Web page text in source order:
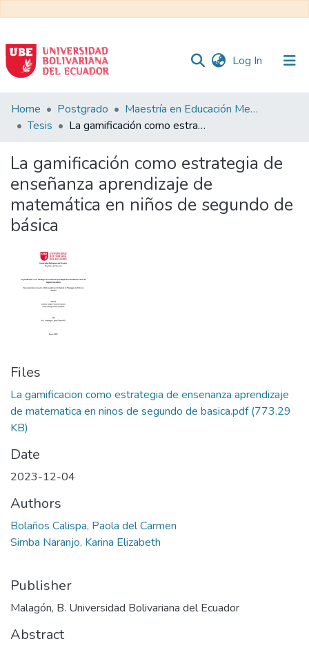
Log In (current)
Communities
&
All of DSpace
Statistics
Home Postgrado
Maestría en Educación Mención en Pedagogía en Entornos Digitales
Tesis
La gamificación como estrategia de enseñanza aprendizaje de matemática en niños de segundo de básica
La gamificación como estrategia de
enseñanza aprendizaje de
matemática en niños de segundo de
básica
Files
La gamificacion como estrategia de ensenanza aprendizaje
de matematica en ninos de segundo de basica.pdf(773.29
KB)
Date
2023-12-04
Authors
Bolaños Calispa, Paola del Carmen
Simba Naranjo, Karina Elizabeth
Publisher
Malagón, B. Universidad Bolivariana del Ecuador
Abstract